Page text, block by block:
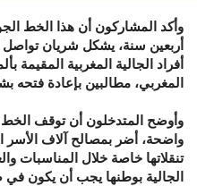
وأكد المشاركون أن هذا الخط
أربعين سنة، يشكل شريان تواصل
أفراد الجالية المغربية المقيمة
المغربي، مطالبين بإعادة فتحه
وأوضح المتدخلون أن توقف الخط
واضحة، أضر بمصالح آلاف الأسر
تنقلاتها خاصة خلال المناسبات
الجالية بوطنها يجب أن يكون